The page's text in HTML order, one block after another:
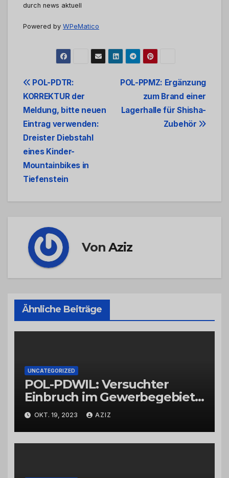
durch news aktuell
Powered by WPeMatico
Beitrags-
Navigation
POL-PPMZ: Ergänzung
zum Brand einer
Lagerhalle für Shisha-
Zubehör
POL-PDTR:
KORREKTUR der
Meldung, bitte neuen
Eintrag verwenden:
Dreister Diebstahl
eines Kinder-
Mountainbikes in
Tiefenstein
VonAziz
Ähnliche Beiträge
UNCATEGORIZED
POL-PDWIL: Versuchter
Einbruch im Gewerbegebiet
Wittlich
OKT. 19, 2023 AZIZ